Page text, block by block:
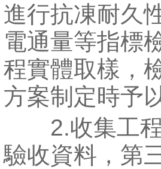
進行抗凍耐久
電通量等指標
程實體取樣，
方案制定時予
2.收集工程
驗收資料，第